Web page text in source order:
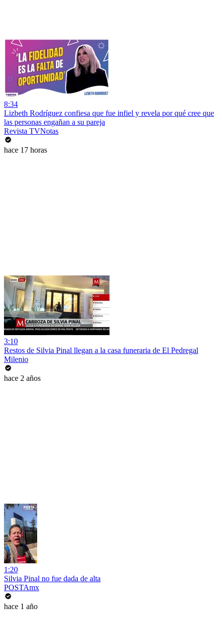
8:34
Lizbeth Rodríguez confiesa que fue infiel y revela por qué cree que
las personas engañan a su pareja
Revista TVNotas
hace 17 horas
3:10
Restos de Silvia Pinal llegan a la casa funeraria de El Pedregal
Milenio
hace 2 años
1:20
Silvia Pinal no fue dada de alta
POSTAmx
hace 1 año